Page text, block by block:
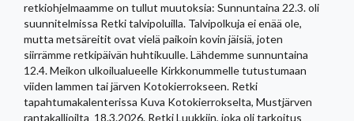
retkiohjelmaamme on tullut muutoksia: Sunnuntaina 22.3. oli
suunnitelmissa Retki talvipoluilla. Talvipolkuja ei enää ole,
mutta metsäreitit ovat vielä paikoin kovin jäisiä, joten
siirrämme retkipäivän huhtikuulle. Lähdemme sunnuntaina
12.4. Meikon ulkoilualueelle Kirkkonummelle tutustumaan
viiden lammen tai järven Kotokierrokseen. Retki
tapahtumakalenterissa Kuva Kotokierrokselta, Mustjärven
rantakallioilta 18.3.2026. Retki Luukkiin, joka oli tarkoitus